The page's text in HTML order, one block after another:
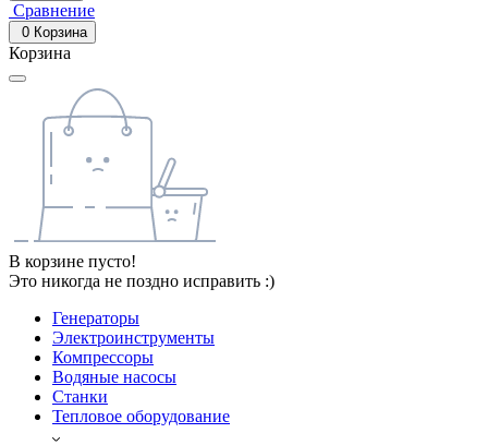
Сравнение
0 Корзина
Корзина
В корзине пусто!
Это никогда не поздно исправить :)
Генераторы
Электроинструменты
Компрессоры
Водяные насосы
Станки
Тепловое оборудование